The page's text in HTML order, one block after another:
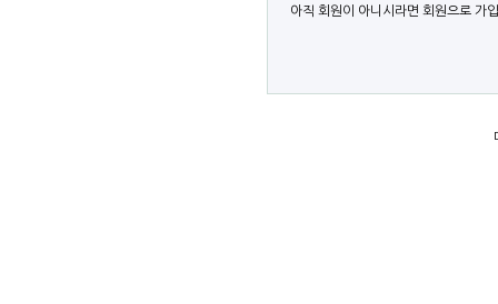
아직 회원이 아니시라면 회원으로 가